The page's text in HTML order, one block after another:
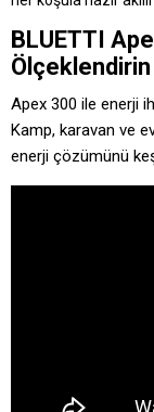
BLUETTI
Ölçeklendirin
Apex 300 ile enerji
Kamp, karavan ve
enerji çözümünü